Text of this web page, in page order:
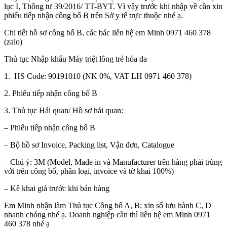
lục I, Thông tư 39/2016/ TT-BYT. Vì vậy trước khi nhập về cần xin
phiếu tiếp nhận công bố B trên Sở y tế trực thuộc nhé ạ.
Chi tiết hồ sơ công bố B, các bác liên hệ em Minh 0971 460 378
(zalo)
Thủ tục Nhập khẩu Máy triệt lông trẻ hóa da
1. HS Code: 90191010 (NK 0%, VAT LH 0971 460 378)
2. Phiếu tiếp nhận công bố B
3. Thủ tục Hải quan/ Hồ sơ hải quan:
– Phiếu tiếp nhận công bố B
– Bộ hồ sơ Invoice, Packing list, Vận đơn, Catalogue
– Chú ý: 3M (Model, Made in và Manufacturer trên hàng phải trùng
với trên công bố, phân loại, invoice và tờ khai 100%)
– Kê khai giá trước khi bán hàng
Em Minh nhận làm Thủ tục Công bố A, B; xin số lưu hành C, D
nhanh chóng nhé ạ. Doanh nghiệp cần thì liên hệ em Minh 0971
460 378 nhé ạ